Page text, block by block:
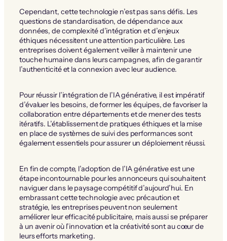
Cependant, cette technologie n’est pas sans défis. Les
questions de standardisation, de dépendance aux
données, de complexité d’intégration et d’enjeux
éthiques nécessitent une attention particulière. Les
entreprises doivent également veiller à maintenir une
touche humaine dans leurs campagnes, afin de garantir
l’authenticité et la connexion avec leur audience.
Pour réussir l’intégration de l’IA générative, il est impératif
d’évaluer les besoins, de former les équipes, de favoriser la
collaboration entre départements et de mener des tests
itératifs. L’établissement de pratiques éthiques et la mise
en place de systèmes de suivi des performances sont
également essentiels pour assurer un déploiement réussi.
En fin de compte, l’adoption de l’IA générative est une
étape incontournable pour les annonceurs qui souhaitent
naviguer dans le paysage compétitif d’aujourd’hui. En
embrassant cette technologie avec précaution et
stratégie, les entreprises peuvent non seulement
améliorer leur efficacité publicitaire, mais aussi se préparer
à un avenir où l’innovation et la créativité sont au cœur de
leurs efforts marketing.